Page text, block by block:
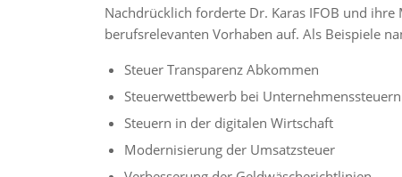
Nachdrücklich forderte Dr. Karas IFOB und
berufsrelevanten Vorhaben auf. Als Beispiele
Steuer Transparenz Abkommen
Steuerwettbewerb bei Unternehmenssteuern
Steuern in der digitalen Wirtschaft
Modernisierung der Umsatzsteuer